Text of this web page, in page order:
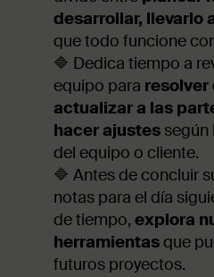
desarrollar, llevarlo
que todo funcione
🔷 Dedica tiempo a
equipo para resolver
actualizar a las
hacer ajustes
del equipo o cliente.
🔷 Antes de concluir
notas para el día
de tiempo, explora
herramientasque
futuros proyectos.